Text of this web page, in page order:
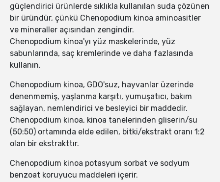
güçlendirici ürünlerde sıklıkla kullanılan suda çözünen
bir üründür, çünkü Chenopodium kinoa aminoasitler
ve mineraller açısından zengindir.
Chenopodium kinoa'yı yüz maskelerinde, yüz
sabunlarında, saç kremlerinde ve daha fazlasında
kullanın.
Chenopodium kinoa, GDO'suz, hayvanlar üzerinde
denenmemiş, yaşlanma karşıtı, yumuşatıcı, bakım
sağlayan, nemlendirici ve besleyici bir maddedir.
Chenopodium kinoa, kinoa tanelerinden gliserin/su
(50:50) ortamında elde edilen, bitki/ekstrakt oranı 1:2
olan bir ekstrakttır.
Chenopodium kinoa potasyum sorbat ve sodyum
benzoat koruyucu maddeleri içerir.